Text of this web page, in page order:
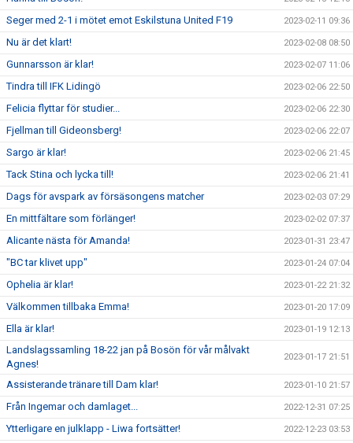
Seger med 2-1 i mötet emot Eskilstuna United F19 2023-02-11 09:36
Nu är det klart! 2023-02-08 08:50
Gunnarsson är klar! 2023-02-07 11:06
Tindra till IFK Lidingö 2023-02-06 22:50
Felicia flyttar för studier... 2023-02-06 22:30
Fjellman till Gideonsberg! 2023-02-06 22:07
Sargo är klar! 2023-02-06 21:45
Tack Stina och lycka till! 2023-02-06 21:41
Dags för avspark av försäsongens matcher 2023-02-03 07:29
En mittfältare som förlänger! 2023-02-02 07:37
Alicante nästa för Amanda! 2023-01-31 23:47
"BC tar klivet upp" 2023-01-24 07:04
Ophelia är klar! 2023-01-22 21:32
Välkommen tillbaka Emma! 2023-01-20 17:09
Ella är klar! 2023-01-19 12:13
Landslagssamling 18-22 jan på Bosön för vår målvakt
Agnes!
2023-01-17 21:51
Assisterande tränare till Dam klar! 2023-01-10 21:57
Från Ingemar och damlaget... 2022-12-31 07:25
Ytterligare en julklapp - Liwa fortsätter! 2022-12-23 03:53